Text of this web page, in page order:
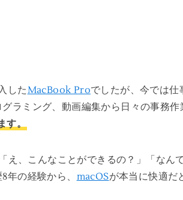
したMacBook Proでしたが、今では仕
ラミング、動画編集から日々の事務作
。
、こんなことができるの？」「なん
の経験から、 macOSが本当に快適だ